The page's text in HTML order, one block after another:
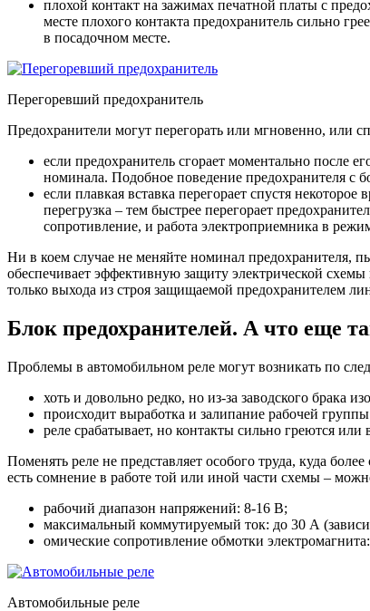
плохой контакт на зажимах печатной платы с
месте плохого контакта предохранитель сильно
в посадочном месте.
Перегоревший предохранитель
Предохранители могут перегорать или мгновенно, или
если предохранитель сгорает моментально после
номинала. Подобное поведение предохранителя с
если плавкая вставка перегорает спустя
перегрузка – тем быстрее перегорает
сопротивление, и работа электроприемника в
Ни в коем случае не меняйте номинал предохранителя,
обеспечивает эффективную защиту электрической
только выхода из строя защищаемой предохранителем
Блок предохранителей. А что еще
Проблемы в автомобильном реле могут возникать по
хоть и довольно редко, но из-за заводского брака
происходит выработка и залипание рабочей
реле срабатывает, но контакты сильно греются
Поменять реле не представляет особого труда, куда
есть сомнение в работе той или иной части схемы –
рабочий диапазон напряжений: 8-16 В;
максимальный коммутируемый ток: до 30 А
омические сопротивление обмотки
Автомобильные реле